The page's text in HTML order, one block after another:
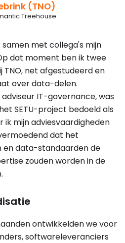
(TNO)
Treehouse
samen met collega's mijn
dat moment ben ik twee
net afgestudeerd en
over data-delen.
IT-governance, was
SETU-project bedoeld als
ik mijn adviesvaardigheden
dat het
data-standaarden de
zouden worden in de
ontwikkelden we voor
softwareleveranciers